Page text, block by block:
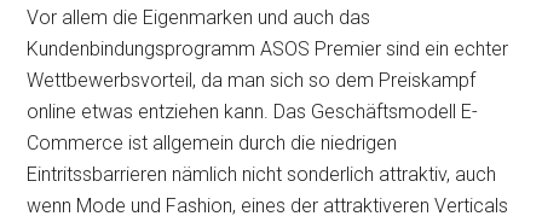
Vor allem die Eigenmarken und auch das
Kundenbindungsprogramm ASOS Premier sind ein echter
Wettbewerbsvorteil, da man sich so dem Preiskampf
online etwas entziehen kann. Das Geschäftsmodell E-
Commerce ist allgemein durch die niedrigen
Eintritssbarrieren nämlich nicht sonderlich attraktiv, auch
wenn Mode und Fashion, eines der attraktiveren Verticals